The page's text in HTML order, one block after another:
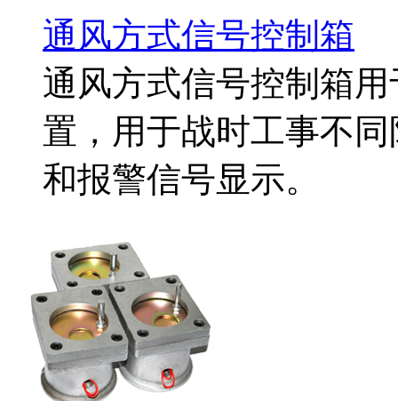
通风方式信号控制箱
通风方式信号控制箱
置，用于战时工事不
和报警信号显示。